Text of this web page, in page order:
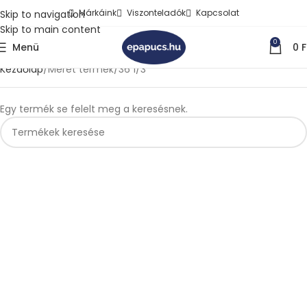
Skip to navigation
Skip to main content
Márkáink Viszonteladók Kapcsolat
Menü 0 0
Kezdőlap Méret termék 36 1/3
Egy termék se felelt meg a keresésnek.